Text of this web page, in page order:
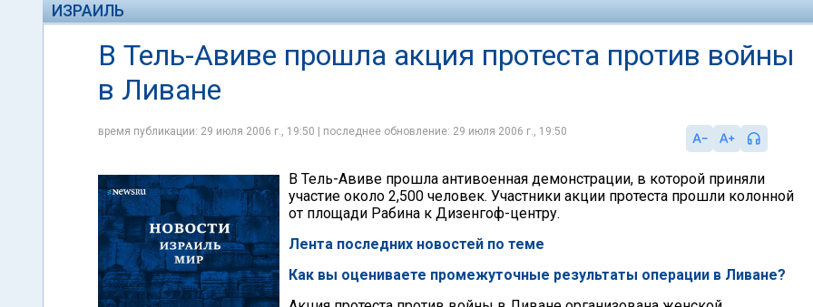
ИЗРАИЛЬ
В Тель-Авиве прошла акция протеста против войны
в Ливане
время публикации: 29 июля 2006 г., 19:50 | последнее обновление: 29 июля 2006 г., 19:50
В Тель-Авиве прошла антивоенная демонстрации, в которой приняли
участие около 2,500 человек. Участники акции протеста прошли колонной
от площади Рабина к Дизенгоф-центру.
Лента последних новостей по теме
Как вы оцениваете промежуточные результаты операции в Ливане?